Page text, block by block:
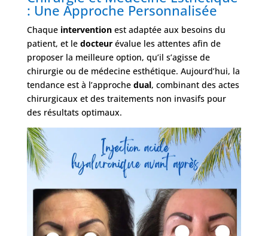
: Une Approche Personnalisée
Chaque interventionest adaptée aux besoins du
patient, et le docteurévalue les attentes afin de
proposer la meilleure option, qu’il s’agisse de
chirurgie ou de médecine esthétique. Aujourd’hui, la
tendance est à l’approche dual, combinant des actes
chirurgicaux et des traitements non invasifs pour
des résultats optimaux.